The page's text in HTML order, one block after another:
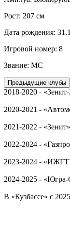
Рост: 207 см
Дата рождения:
Игровой номер: 8
Звание: МС
Предыдущие клубы
2018-2020 -
2020-2021 -
2021-2022 -
2022-2024 -
2023-2024 -
2024-2025 -
В «Кузбассе» с